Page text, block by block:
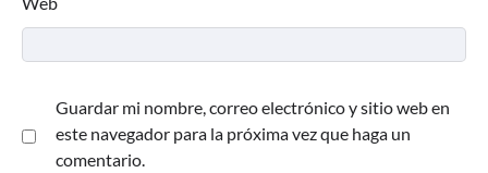
Guardar mi nombre, correo electrónico y sitio web en
este navegador para la próxima vez que haga un
comentario.